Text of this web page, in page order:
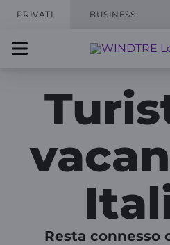
PRIVATI BUSINESS
Resta connesso